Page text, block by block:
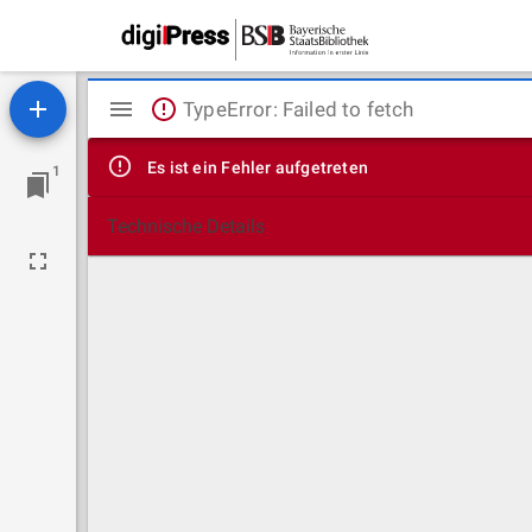
1
Mirador
Viewer
TypeError: Failed to fetch
Es ist ein Fehler aufgetreten
Technische Details